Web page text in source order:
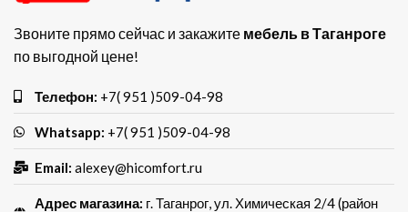
Звоните прямо сейчас и закажите мебель в Таганроге
по выгодной цене!
Телефон: +7( 951 )509-04-98
Whatsapp: +7( 951 )509-04-98
Email: alexey@hicomfort.ru
Адрес магазина: г. Таганрог, ул. Химическая 2/4 (район